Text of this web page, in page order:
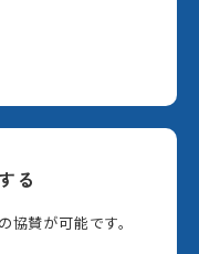
る
賛が可能です。